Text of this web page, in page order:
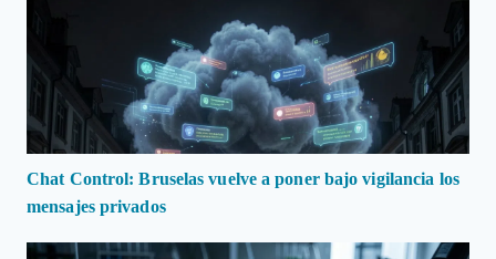
Chat Control: Bruselas vuelve a poner bajo vigilancia los
mensajes privados